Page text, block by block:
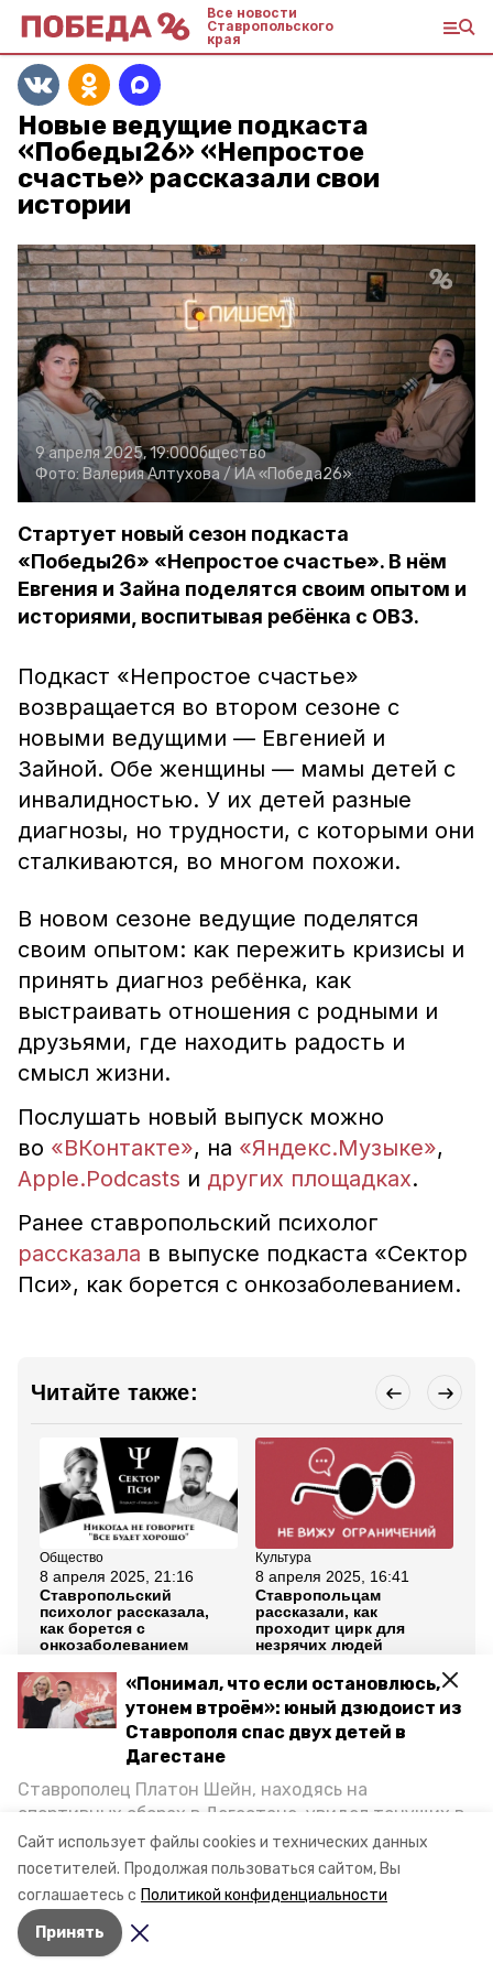
Сайт использует файлы cookies и технических данных
посетителей. Продолжая пользоваться сайтом, Вы
соглашаетесь с Политикой конфиденциальности
Принять
«Понимал, что если остановлюсь,
утонем втроём»: юный дзюдоист из
Ставрополя спас двух детей в
Дагестане
Ставрополец Платон Шейн, находясь на
спортивных сборах в Дегестане, увидел тонущих в
Каспийском море детей и бросился на помощь. По
возвращении домой, отважного мальчика
пригласили в министерство образования края и
наградили. Корреспондент «Победы26» пообщался
с юным героем.
Все новости
Ставропольского
края
Новые ведущие подкаста
«Победы26» «Непростое
счастье» рассказали свои
истории
9 апреля 2025, 19:00Общество
Фото: Валерия Алтухова / ИА «Победа26»
Стартует новый сезон подкаста
«Победы26» «Непростое счастье». В нём
Евгения и Зайна поделятся своим опытом и
историями, воспитывая ребёнка с ОВЗ.
Подкаст «Непростое счастье»
возвращается во втором сезоне с
новыми ведущими — Евгенией и
Зайной. Обе женщины — мамы детей с
инвалидностью. У их детей разные
диагнозы, но трудности, с которыми они
сталкиваются, во многом похожи.
В новом сезоне ведущие поделятся
своим опытом: как пережить кризисы и
принять диагноз ребёнка, как
выстраивать отношения с родными и
друзьями, где находить радость и
смысл жизни.
Послушать новый выпуск можно
во «ВКонтакте», на «Яндекс.Музыке»,
Apple.Podcasts и других площадках.
Ранее ставропольский психолог
рассказала в выпуске подкаста «Сектор
Пси», как борется с онкозаболеванием.
Читайте также:
Общество
8 апреля 2025, 21:16
Ставропольский
психолог рассказала,
как борется с
онкозаболеванием
Культура
8 апреля 2025, 16:41
Ставропольцам
рассказали, как
проходит цирк для
незрячих людей
Все новости
непростое счасть подкаст
подкаст победы26
Авторы: Вероника Николаева